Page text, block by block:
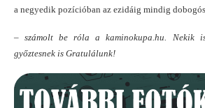
a negyedik pozícióban az ezidáig mindig dobogós
– számolt be róla a kaminokupa.hu. Nekik
győztesnek is Gratulálunk!